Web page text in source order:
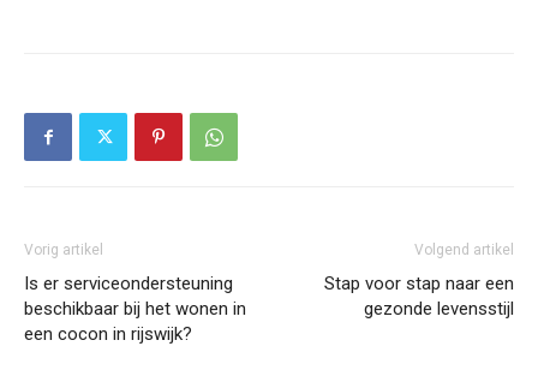
Vorig artikel
Is er serviceondersteuning
beschikbaar bij het wonen in
een cocon in rijswijk?
Volgend artikel
Stap voor stap naar een
gezonde levensstijl